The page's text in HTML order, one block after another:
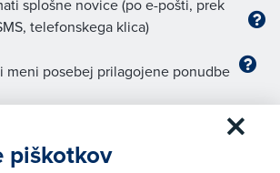
splošne novice (po e-pošti, prek
telefonskega klica)
meni posebej prilagojene ponudbe
PRIJAVA
piškotkov